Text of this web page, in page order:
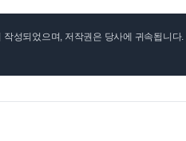
성되었으며, 저작권은 당사에 귀속됩니다